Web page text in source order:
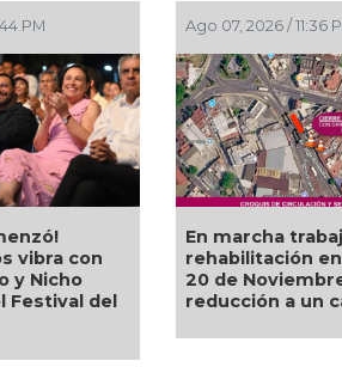
PM
vibra con
y Nicho
Festival del
Ago 07, 2026 / 11:36
En marcha
rehabilitación
20 de
reducción a un